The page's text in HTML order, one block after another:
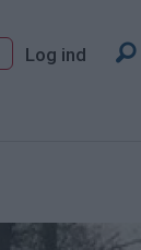
Log ind